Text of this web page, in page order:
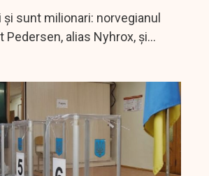
și sunt milionari: norvegianul
Pedersen, alias Nyhrox, și
Thomas Arnould, alias